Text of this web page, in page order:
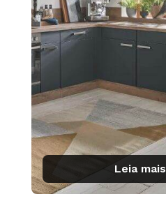
Leia mais